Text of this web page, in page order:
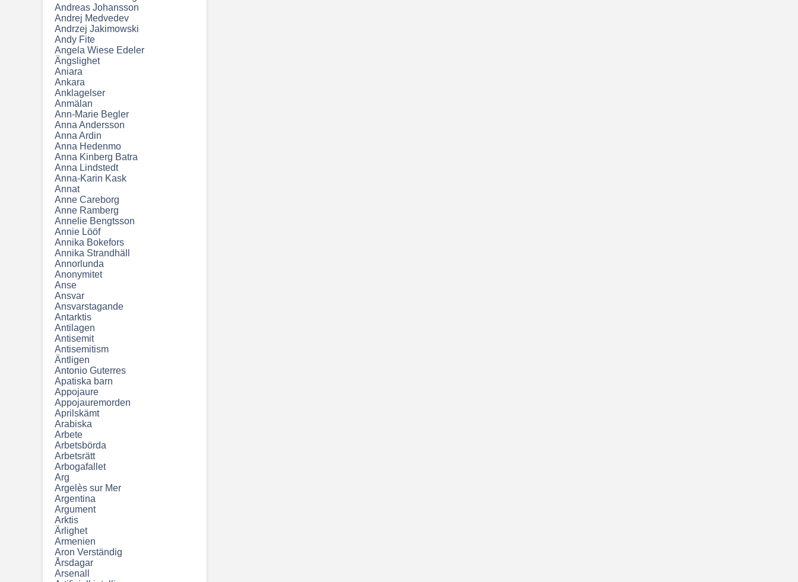
Andreas Johansson
Andrej Medvedev
Andrzej Jakimowski
Andy Fite
Angela Wiese Edeler
Ängslighet
Aniara
Ankara
Anklagelser
Anmälan
Ann-Marie Begler
Anna Andersson
Anna Ardin
Anna Hedenmo
Anna Kinberg Batra
Anna Lindstedt
Anna-Karin Kask
Annat
Anne Careborg
Anne Ramberg
Annelie Bengtsson
Annie Lööf
Annika Bokefors
Annika Strandhäll
Annorlunda
Anonymitet
Anse
Ansvar
Ansvarstagande
Antarktis
Antilagen
Antisemit
Antisemitism
Äntligen
Antonio Guterres
Apatiska barn
Appojaure
Appojauremorden
Aprilskämt
Arabiska
Arbete
Arbetsbörda
Arbetsrätt
Arbogafallet
Arg
Argelès sur Mer
Argentina
Argument
Arktis
Ärlighet
Armenien
Aron Verständig
Årsdagar
Arsenall